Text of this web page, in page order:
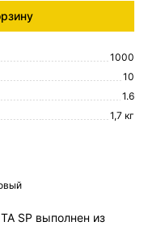
1000
10
1.6
1,7 кг
SP выполнен из